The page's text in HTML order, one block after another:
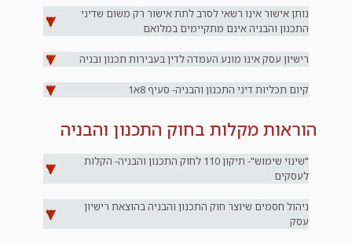
נותן אישור אינו רשאי לסרב לתת אישור רק משום שדיני
התכנון והבניה אינם מתקיימים במלואם
רישיון עסק אינו מונע העמדה לדין בעבירות תכנון ובניה
קיום תכליות דיני התכנון והבניה- סעיף 8א1
הוראות מקלות בחוק התכנון והבניה
"שינוי שימוש"- תיקון 110 לחוק התכנון והבניה- הקלות
לעסקים
ניהול חסמים שיוצר חוק התכנון והבניה בהוצאת רישיון
עסק